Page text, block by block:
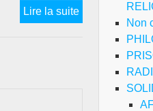
Lire la suiteAnarquistas,
no
republicanos
Anarquistas
españoles
Non